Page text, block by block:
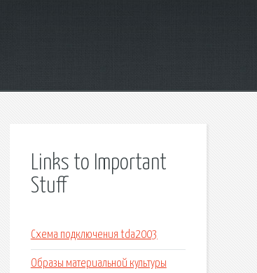
Links to Important
Stuff
Схема подключения tda2003
Образы материальной культуры